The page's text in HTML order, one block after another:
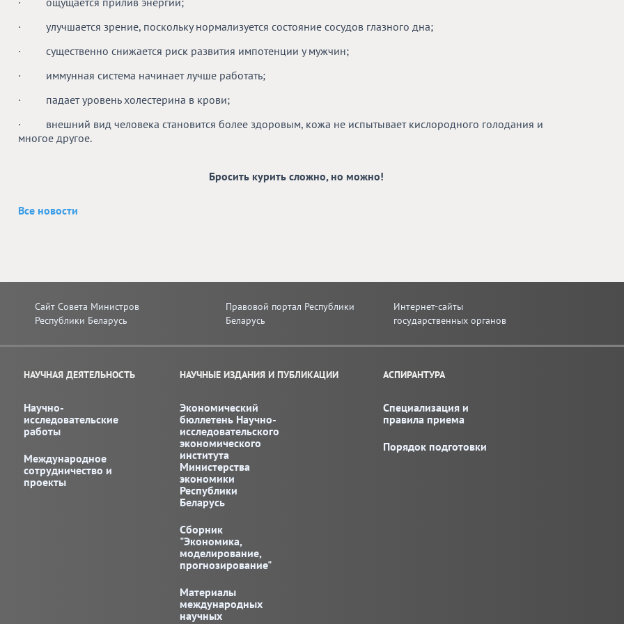
· улучшается зрение, поскольку нормализуется состояние сосудов глазного дна;
· существенно снижается риск развития импотенции у мужчин;
· иммунная система начинает лучше работать;
· падает уровень холестерина в крови;
· внешний вид человека становится более здоровым, кожа не испытывает кислородного голодания и
многое другое.
Бросить курить сложно, но можно!
Все новости
Сайт Совета Министров
Республики Беларусь
Правовой портал Республики
Беларусь
Интернет-сайты
государственных органов
НАУЧНАЯ ДЕЯТЕЛЬНОСТЬ
Научно-
исследовательские
работы
Международное
сотрудничество и
проекты
НАУЧНЫЕ ИЗДАНИЯ И ПУБЛИКАЦИИ
Экономический
бюллетень Научно-
исследовательского
экономического
института
Министерства
экономики
Республики
Беларусь
Сборник
"Экономика,
моделирование,
прогнозирование"
Материалы
международных
научных
АСПИРАНТУРА
Специализация и
правила приема
Порядок подготовки